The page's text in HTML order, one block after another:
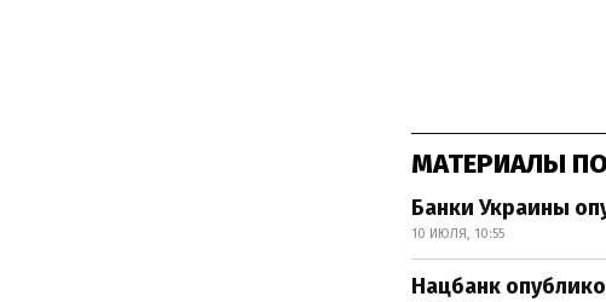
МАТЕРИАЛЫ
Банки Украины
10 ИЮЛЯ, 10:55
Нацбанк